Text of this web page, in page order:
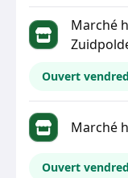
Marché
Ouvert
Marché
Ouvert